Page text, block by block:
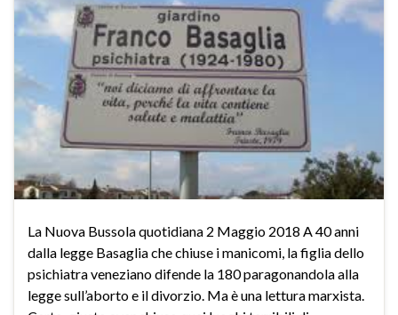
La Nuova Bussola quotidiana 2 Maggio 2018 A 40 anni
dalla legge Basaglia che chiuse i manicomi, la figlia dello
psichiatra veneziano difende la 180 paragonandola alla
legge sull’aborto e il divorzio. Ma è una lettura marxista.